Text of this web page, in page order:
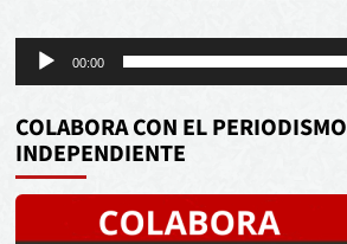
Reproductor
de
audio
00:00
COLABORA CON EL PERIODISMO
INDEPENDIENTE